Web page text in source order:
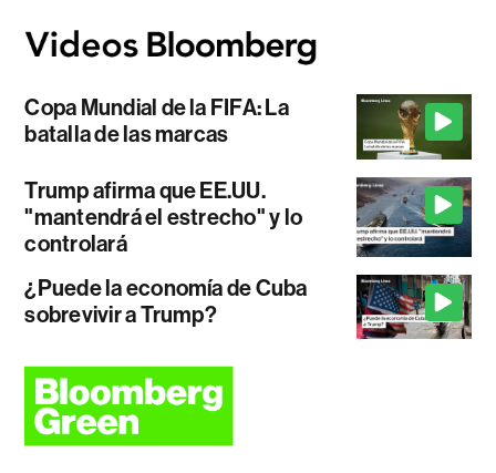
Copa Mundial de la FIFA: La
batalla de las marcas
Trump afirma que EE.UU.
"mantendrá el estrecho" y lo
controlará
¿Puede la economía de Cuba
sobrevivir a Trump?